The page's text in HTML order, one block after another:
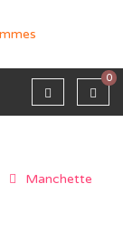
0
Manchette